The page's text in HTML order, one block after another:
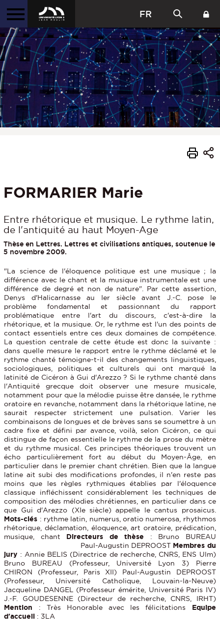
FR
FORMARIER Marie
Entre rhétorique et musique. Le rythme latin,
de l'antiquité au haut Moyen-Age
Thèse en Lettres. Lettres et civilisations antiques, soutenue le
5 novembre 2009.
"La science de l'éloquence politique est une musique ; la
différence avec le chant et la musique instrumentale est une
différence de degré et non de nature". Par cette assertion,
Denys d'Halicarnasse au Ier siècle avant J.-C. pose le
problème fondamental et passionnant du rapport
problématique entre l'art du discours, c'est-à-dire la
rhétorique, et la musique. Or, le rythme est l'un des points de
contact essentiels entre ces deux domaines de compétence.
La question centrale de cette étude est donc la suivante :
dans quelle mesure le rapport entre le rythme déclamé et le
rythme chanté témoigne-t-il des changements linguistiques,
sociologiques, politiques et culturels qui ont marqué la
latinité de Cicéron à Gui d'Arezzo ? Si le rythme chanté dans
l'Antiquité grecque doit observer une mesure musicale,
notamment pour que la mélodie puisse être dansée, le rythme
oratoire en revanche, notamment dans la rhétorique latine, ne
saurait respecter strictement une pulsation. Varier les
combinaisons de longues et de brèves sans se soumettre à un
cadre fixe et défini par avance, voilà, selon Cicéron, ce qui
distingue de façon essentielle le rythme de la prose du mètre
et du rythme musical. Ces principes théoriques trouvent un
écho particulièrement fort au début du Moyen-Âge, en
particulier dans le premier chant chrétien. Bien que la langue
latine ait subi des modifications profondes, il n'en reste pas
moins que les règles rythmiques établies par l'éloquence
classique infléchissent considérablement les techniques de
composition des mélodies chrétiennes, en particulier dans ce
que Gui d'Arezzo (XIe siècle) appelle le cantus prosaicus.
Mots-clés : rythme latin, numerus, oratio numerosa, rhythmos
rhétorique, déclamation, éloquence, art oratoire, prédication,
musique, chant Directeurs de thèse : Bruno BUREAU
Paul-Augustin DEPROOST Membres du
jury : Annie BELIS (Directrice de recherche, CNRS, ENS Ulm)
Bruno BUREAU (Professeur, Université Lyon 3) Pierre
CHIRON (Professeur, Paris XII) Paul-Augustin DEPROOST
(Professeur, Université Catholique, Louvain-la-Neuve)
Jacqueline DANGEL (Professeur émérite, Université Paris IV)
J.-F. GOUDESENNE (Directeur de recherche, CNRS, IRHT)
Mention : Très Honorable avec les félicitations Equipe
d'accueil : 3LA